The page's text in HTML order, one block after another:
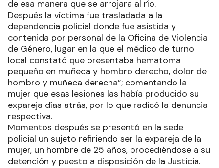
de esa manera que se arrojara al río.
Después la víctima fue trasladada a la
dependencia policial donde fue asistida y
contenida por personal de la Oficina de Violencia
de Género, lugar en la que el médico de turno
local constató que presentaba hematoma
pequeño en muñeca y hombro derecho, dolor de
hombro y muñeca derecha”; comentando la
mujer que esas lesiones las había producido su
expareja días atrás, por lo que radicó la denuncia
respectiva.
Momentos después se presentó en la sede
policial un sujeto refiriendo ser la expareja de la
mujer, un hombre de 25 años, procediéndose a su
detención y puesto a disposición de la Justicia.